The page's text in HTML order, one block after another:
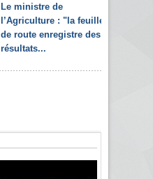
Le ministre de
l’Agriculture : "la feuille
de route enregistre des
résultats...